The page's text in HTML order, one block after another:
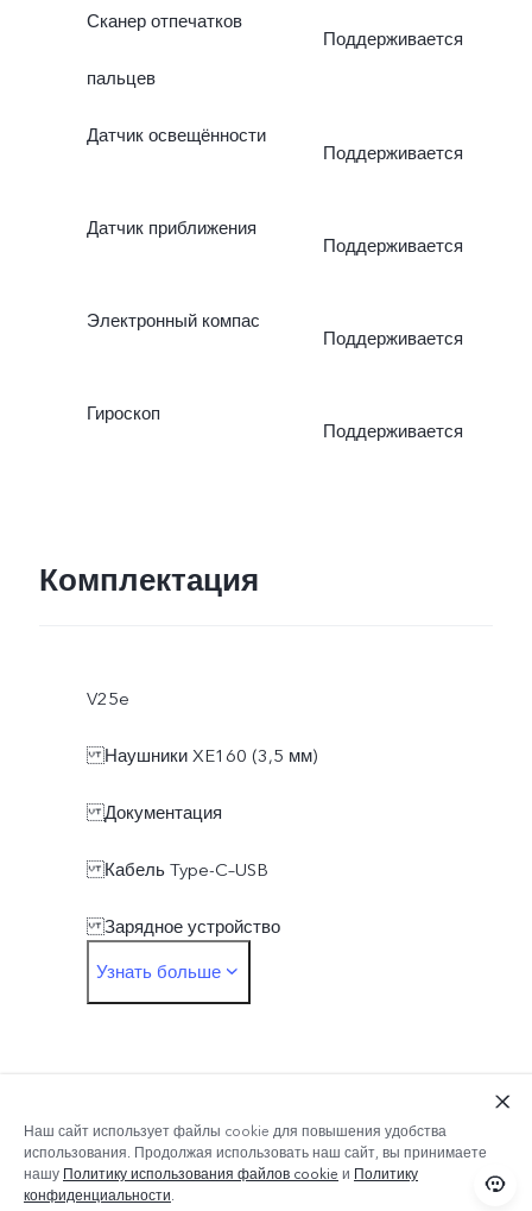
Сканер отпечатков
пальцев
Поддерживается
Датчик освещённости
Поддерживается
Датчик приближения
Поддерживается
Электронный компас
Поддерживается
Гироскоп
Поддерживается
Комплектация
V25e
Наушники XE160 (3,5 мм)
Документация
Кабель Type-C–USB
Зарядное устройство
Переходник для наушников Type-C — 3,5 мм
Защитная плёнка (нанесена)
Узнать больше
Наш сайт использует файлы cookie для повышения удобства
использования. Продолжая использовать наш сайт, вы принимаете
нашу Политику использования файлов cookie и Политику
конфиденциальности.